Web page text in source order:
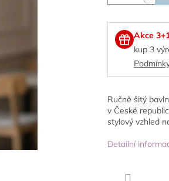
Akce
kup 3
Ručně šitý
v České
stylový vzhled
Detailní